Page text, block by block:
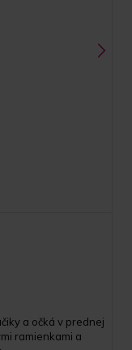
a očká v prednej
ramienkami a